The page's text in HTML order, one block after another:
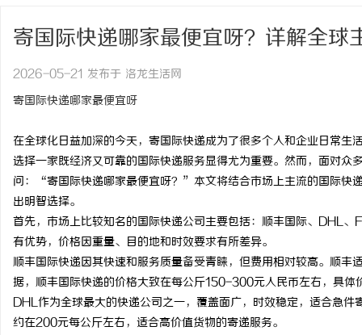
寄国际快递哪家最便宜呀？详解全球
2026-05-21 发布于 洛龙生活网
寄国际快递哪家最便宜呀
在全球化日益加深的今天，寄国际快递成为了很多个人和企业日常
选择一家既经济又可靠的国际快递服务显得尤为重要。然而，面对众
问：“寄国际快递哪家最便宜呀？”本文将结合市场上主流的国际快
出明智选择。
首先，市场上比较知名的国际快递公司主要包括：顺丰国际、DHL
有优势，价格因重量、目的地和时效要求有所差异。
顺丰国际快递因其快速和服务质量备受青睐，但费用相对较高。顺
据，顺丰国际快递的价格大致在每公斤150-300元人民币左右，具体
DHL作为全球最大的快递公司之一，覆盖面广，时效稳定，适合急
约在200元每公斤左右，适合高价值货物的寄递服务。